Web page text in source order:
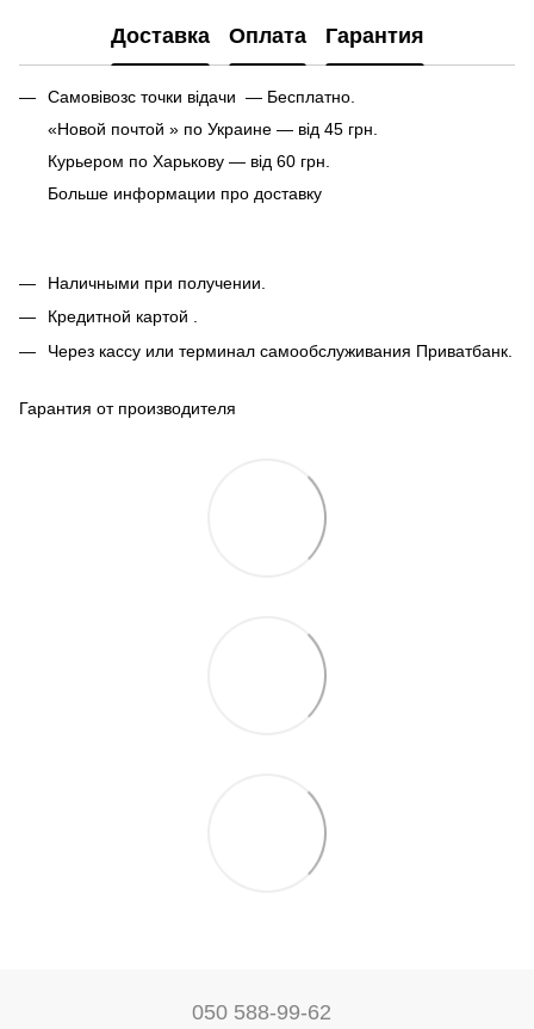
Доставка Оплата Гарантия
Самовівозс точки відачи — Бесплатно.
«Новой почтой » по Украине — від 45 грн.
Курьером по Харькову — від 60 грн.
Больше информации про доставку
Наличными при получении.
Кредитной картой .
Через кассу или терминал самообслуживания Приватбанк.
Гарантия от производителя
050 588-99-62